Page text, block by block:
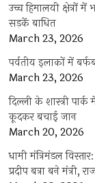
उच्च हिमालयी क्षेत्रों
सड़कें बाधित
March 23, 2026
पर्वतीय इलाकों में
March 23, 2026
दिल्ली के शास्त्री
कूदकर बचाई जान
March 20, 2026
धामी मंत्रिमंडल
प्रदीप बत्रा बने मंत्री,